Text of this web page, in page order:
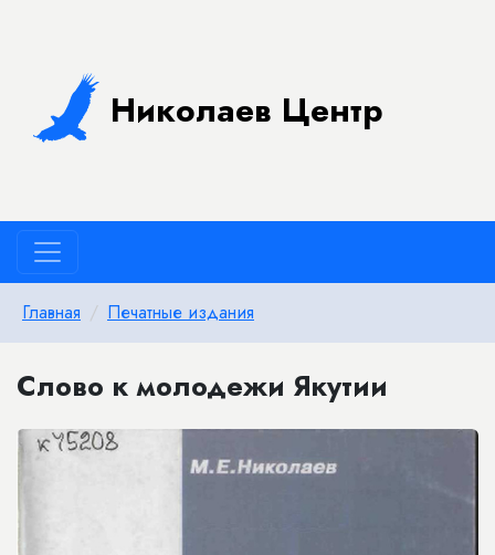
Николаев Центр
Главная Печатные издания
Слово к молодежи Якутии